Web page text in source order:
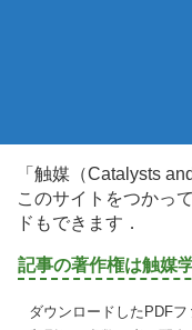
「触媒（Catalysts
このサイトをつかっ
ドもできます．
記事の著作権は触媒
ダウンロードしたPDF